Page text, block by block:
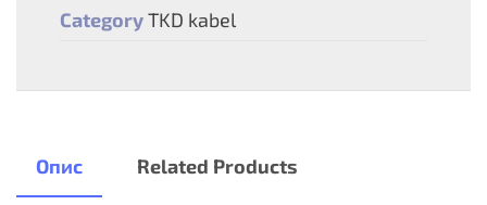
CategoryTKD kabel
Опис Related Products